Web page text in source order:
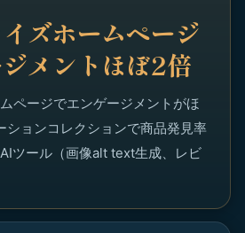
ズホームページ
メントほぼ2倍
ページでエンゲージメントがほ
ションコレクションで商品発見率
ツール（画像alt text生成、レビ